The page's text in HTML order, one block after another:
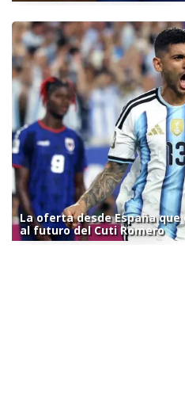
La oferta desde España
al futuro del Cuti Romero